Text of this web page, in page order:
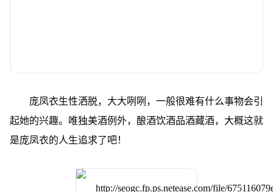
庞凤衣生性洒脱，大大咧咧，一般很难有什么事物会引
起她的兴趣。唯独美酒例外，酿酒饮酒品酒藏酒，大概这就
是庞凤衣的人生追求了吧！